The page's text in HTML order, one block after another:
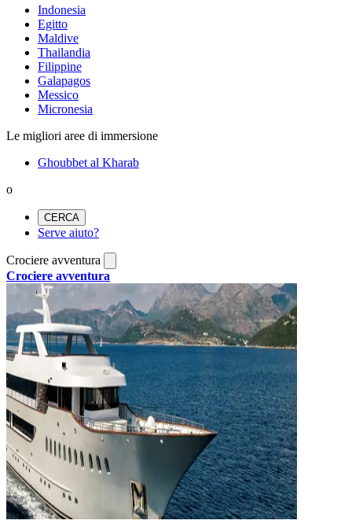
Indonesia
Egitto
Maldive
Thailandia
Filippine
Galapagos
Messico
Micronesia
Le migliori aree di immersione
Ghoubbet al Kharab
o
CERCA
Serve aiuto?
Crociere avventura
Crociere avventura